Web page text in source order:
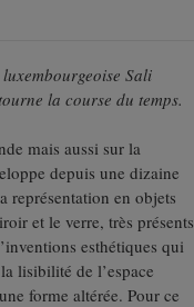
Sali
la course du temps.
mais aussi sur la
depuis une dizaine
représentation en objets
et le verre, très présents
esthétiques qui
lisibilité de l’espace
forme altérée. Pour ce